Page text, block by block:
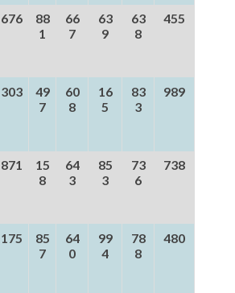
676
88
1
66
7
63
9
63
8
455
303
49
7
60
8
16
5
83
3
989
871
15
8
64
3
85
3
73
6
738
175
85
7
64
0
99
4
78
8
480